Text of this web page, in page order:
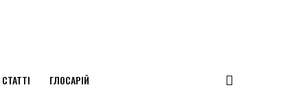
СТАТТІ ГЛОСАРІЙ